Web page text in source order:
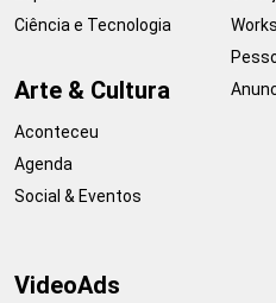
Ciência e Tecnologia
Arte & Cultura
Aconteceu
Agenda
Social & Eventos
VideoAds